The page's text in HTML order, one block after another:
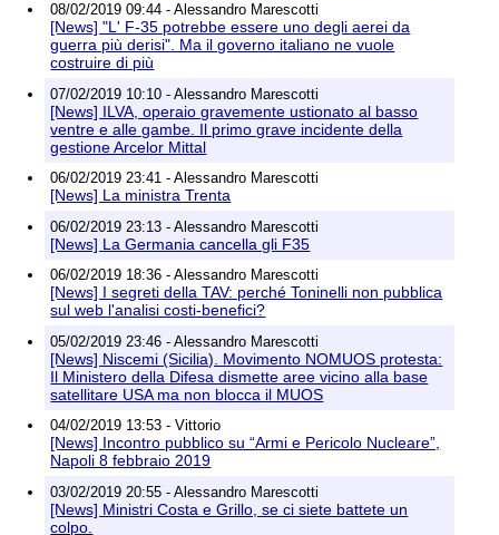
08/02/2019 09:44 - Alessandro Marescotti
[News] "L' F-35 potrebbe essere uno degli aerei da
guerra più derisi". Ma il governo italiano ne vuole
costruire di più
07/02/2019 10:10 - Alessandro Marescotti
[News] ILVA, operaio gravemente ustionato al basso
ventre e alle gambe. Il primo grave incidente della
gestione Arcelor Mittal
06/02/2019 23:41 - Alessandro Marescotti
[News] La ministra Trenta
06/02/2019 23:13 - Alessandro Marescotti
[News] La Germania cancella gli F35
06/02/2019 18:36 - Alessandro Marescotti
[News] I segreti della TAV: perché Toninelli non pubblica
sul web l'analisi costi-benefici?
05/02/2019 23:46 - Alessandro Marescotti
[News] Niscemi (Sicilia). Movimento NOMUOS protesta:
Il Ministero della Difesa dismette aree vicino alla base
satellitare USA ma non blocca il MUOS
04/02/2019 13:53 - Vittorio
[News] Incontro pubblico su “Armi e Pericolo Nucleare”,
Napoli 8 febbraio 2019
03/02/2019 20:55 - Alessandro Marescotti
[News] Ministri Costa e Grillo, se ci siete battete un
colpo.